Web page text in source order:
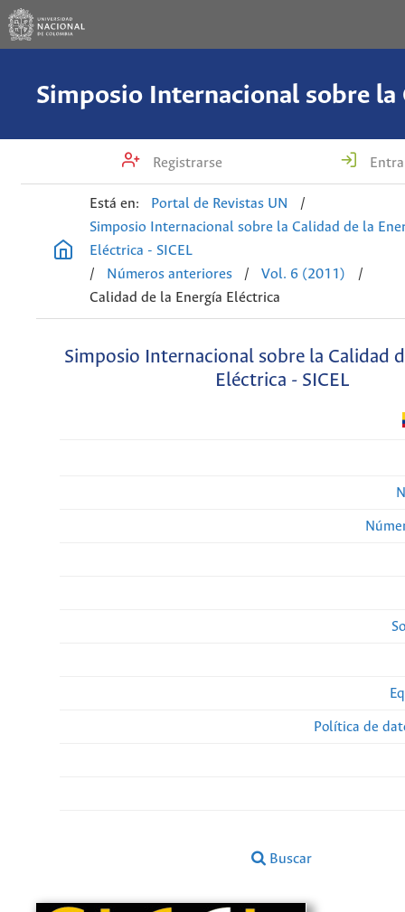
Registrarse
Está en: Portal de Revistas UN
/
Simposio Internacional sobre la Calidad de la
Eléctrica - SICEL
/
Números anteriores / Vol. 6 (2011)
/
Calidad de la Energía Eléctrica
Simposio Internacional sobre la Calidad
Eléctrica - SICEL
Política de
Buscar